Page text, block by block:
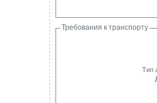
Требования к транспорту
Тип